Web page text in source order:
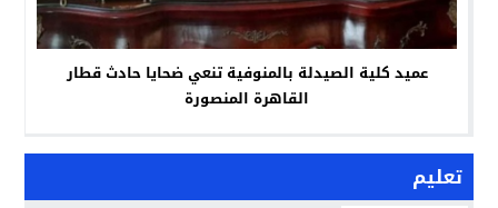
عميد كلية الصيدلة بالمنوفية تنعي ضحايا حادث قطار
القاهرة المنصورة
تعليم